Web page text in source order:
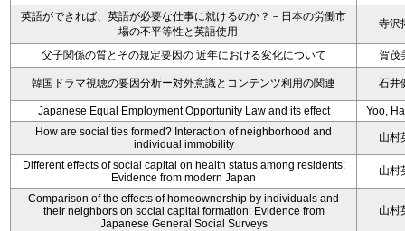
英語ができれば、英語が必要な仕事に就けるのか？－日本の労働市
場の不平等性と英語使用－
寺沢
父子関係の質とその規定要因の 近年における変化について 賀茂
韓国ドラマ視聴の要因分析ー対外意識とコンテンツ利用の関連 石井
Japanese Equal Employment Opportunity Law and its effect
Yoo,
How are social ties formed? Interaction of neighborhood and
individual immobility
山村
Different effects of social capital on health status among residents:
Evidence from modern Japan
山村
Comparison of the effects of homeownership by individuals and
their neighbors on social capital formation: Evidence from
Japanese General Social Surveys
山村